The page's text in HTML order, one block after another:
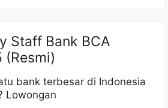
Staff Bank BCA
(Resmi)
bank terbesar di Indonesia
Lowongan